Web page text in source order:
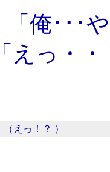
･･･や
えっ・
っ！？ ）